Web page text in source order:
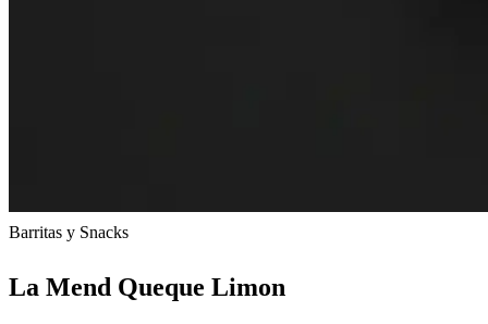
Barritas y Snacks
La Mend Queque Limon